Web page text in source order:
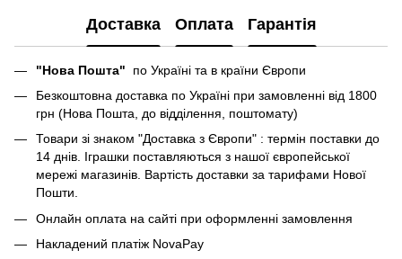
Доставка Оплата Гарантія
"Нова Пошта" по Україні та в країни Європи
Безкоштовна доставка по Україні при замовленні від 1800
грн (Нова Пошта, до відділення, поштомату)
Товари зі знаком "Доставка з Європи" : термін поставки до
14 днів. Іграшки поставляються з нашої європейської
мережі магазинів. Вартість доставки за тарифами Нової
Пошти.
Онлайн оплата на сайті при оформленні замовлення
Накладений платіж NovaPay